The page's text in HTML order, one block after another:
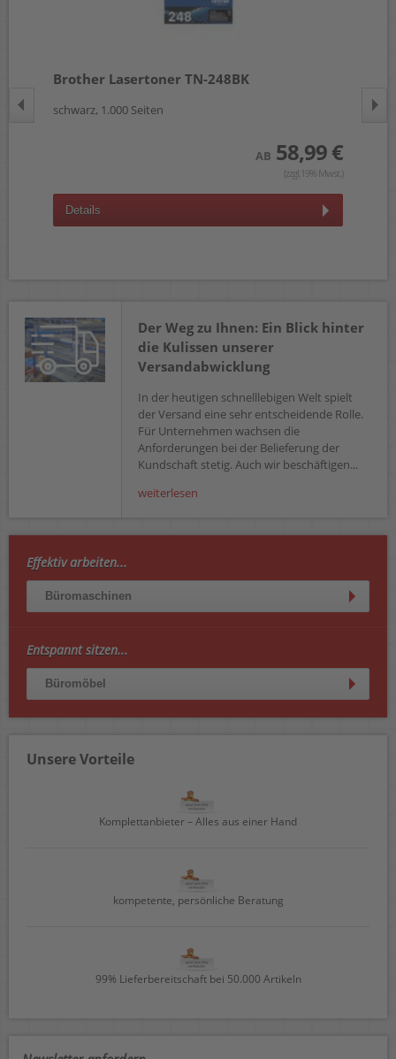
Brother Lasertoner TN-248BK
schwarz, 1.000 Seiten
AB 58,99 €
(zzgl.19% Mwst.)
Details
Der Weg zu Ihnen: Ein Blick hinter
die Kulissen unserer
Versandabwicklung
In der heutigen schnelllebigen Welt spielt
der Versand eine sehr entscheidende Rolle.
Für Unternehmen wachsen die
Anforderungen bei der Belieferung der
Kundschaft stetig. Auch wir beschäftigen...
weiterlesen
Effektiv arbeiten...
Büromaschinen
Entspannt sitzen...
Büromöbel
Unsere Vorteile
Komplettanbieter – Alles aus einer Hand
kompetente, persönliche Beratung
99% Lieferbereitschaft bei 50.000 Artikeln